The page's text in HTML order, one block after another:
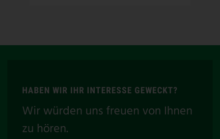
HABEN WIR IHR INTERESSE GEWECKT?
Wir würden uns freuen von Ihnen
zu hören.